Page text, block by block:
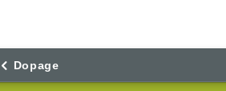
Dopage